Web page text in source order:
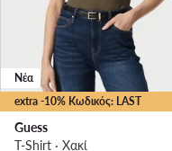
extra -10% Κωδικός: LAST
Νέα
Guess
T-Shirt · Χακί